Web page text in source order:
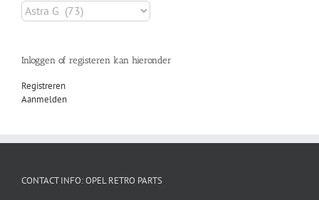
Inloggen of registeren kan hieronder
Registreren
Aanmelden
CONTACT INFO: OPEL RETRO PARTS